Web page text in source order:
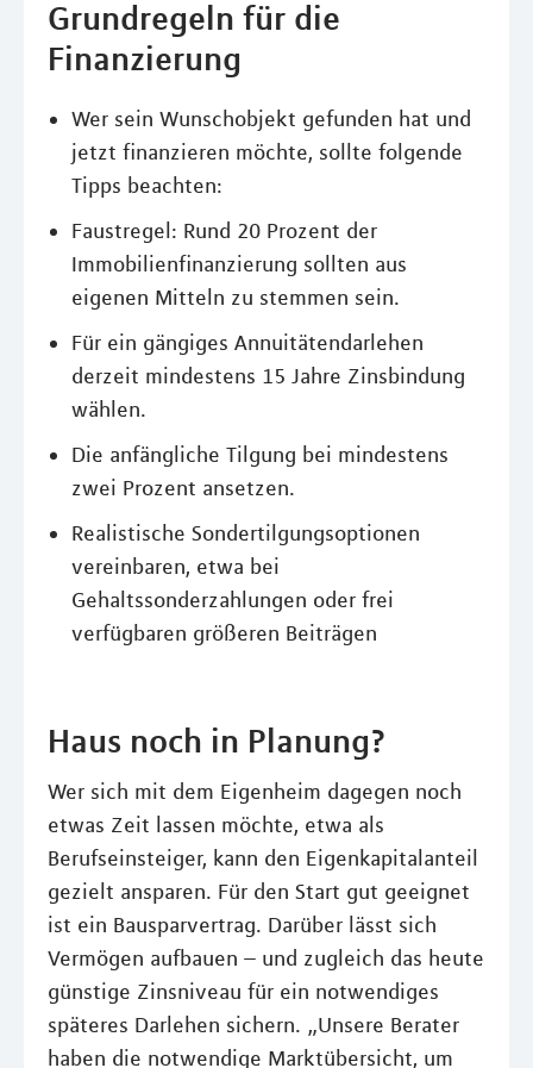
Grundregeln für die
Finanzierung
Wer sein Wunschobjekt gefunden hat und
jetzt finanzieren möchte, sollte folgende
Tipps beachten:
Faustregel: Rund 20 Prozent der
Immobilienfinanzierung sollten aus
eigenen Mitteln zu stemmen sein.
Für ein gängiges Annuitätendarlehen
derzeit mindestens 15 Jahre Zinsbindung
wählen.
Die anfängliche Tilgung bei mindestens
zwei Prozent ansetzen.
Realistische Sondertilgungsoptionen
vereinbaren, etwa bei
Gehaltssonderzahlungen oder frei
verfügbaren größeren Beiträgen
Haus noch in Planung?
Wer sich mit dem Eigenheim dagegen noch
etwas Zeit lassen möchte, etwa als
Berufseinsteiger, kann den Eigenkapitalanteil
gezielt ansparen. Für den Start gut geeignet
ist ein Bausparvertrag. Darüber lässt sich
Vermögen aufbauen – und zugleich das heute
günstige Zinsniveau für ein notwendiges
späteres Darlehen sichern. „Unsere Berater
haben die notwendige Marktübersicht, um